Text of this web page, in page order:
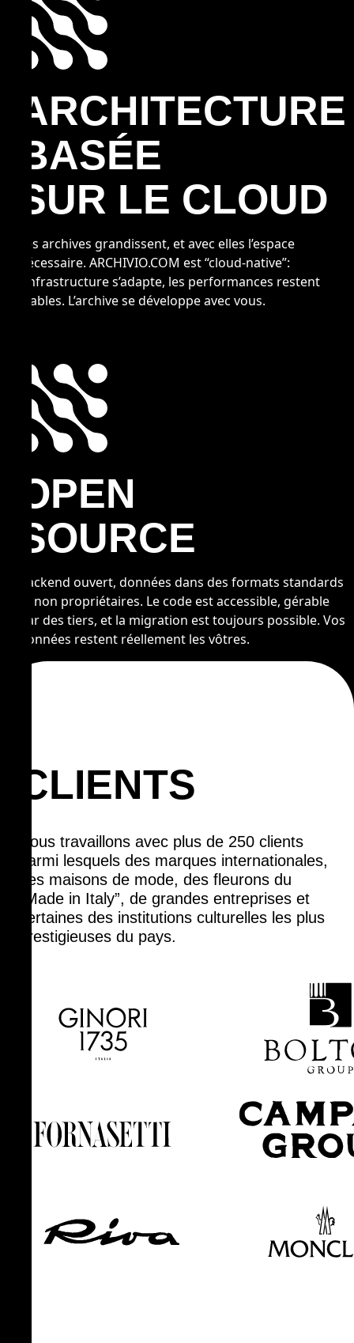
ARCHITECTURE
BASÉE
SUR LE CLOUD
Les archives grandissent, et avec elles l’espace
nécessaire. ARCHIVIO.COM est “cloud-native”:
l’infrastructure s’adapte, les performances restent
stables. L’archive se développe avec vous.
OPEN
SOURCE
Backend ouvert, données dans des formats standards
et non propriétaires. Le code est accessible, gérable
par des tiers, et la migration est toujours possible. Vos
données restent réellement les vôtres.
CLIENTS
Nous travaillons avec plus de 250 clients
parmi lesquels des marques internationales,
des maisons de mode, des fleurons du
“Made in Italy”, de grandes entreprises et
certaines des institutions culturelles les plus
prestigieuses du pays.